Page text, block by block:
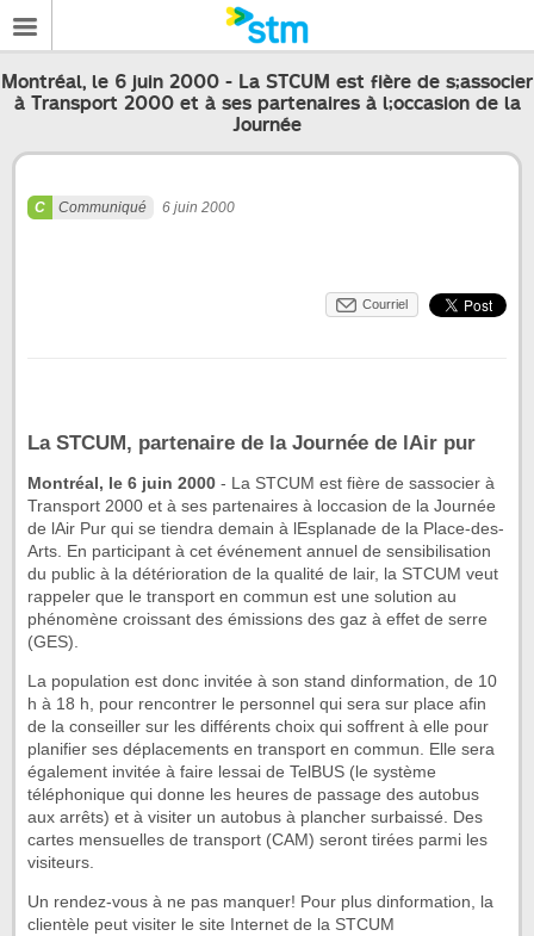
Montréal, le 6 juin 2000 - La STCUM est fière de s;associer
à Transport 2000 et à ses partenaires à l;occasion de la
Journée
Communiqué 6 juin 2000
Courriel
La STCUM, partenaire de la Journée de lAir pur
Montréal, le 6 juin 2000 - La STCUM est fière de sassocier à
Transport 2000 et à ses partenaires à loccasion de la Journée
de lAir Pur qui se tiendra demain à lEsplanade de la Place-des-
Arts. En participant à cet événement annuel de sensibilisation
du public à la détérioration de la qualité de lair, la STCUM veut
rappeler que le transport en commun est une solution au
phénomène croissant des émissions des gaz à effet de serre
(GES).
La population est donc invitée à son stand dinformation, de 10
h à 18 h, pour rencontrer le personnel qui sera sur place afin
de la conseiller sur les différents choix qui soffrent à elle pour
planifier ses déplacements en transport en commun. Elle sera
également invitée à faire lessai de TelBUS (le système
téléphonique qui donne les heures de passage des autobus
aux arrêts) et à visiter un autobus à plancher surbaissé. Des
cartes mensuelles de transport (CAM) seront tirées parmi les
visiteurs.
Un rendez-vous à ne pas manquer! Pour plus dinformation, la
clientèle peut visiter le site Internet de la STCUM